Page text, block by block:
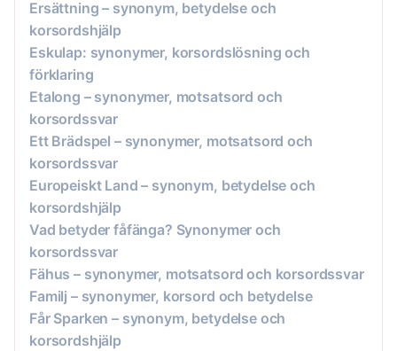
Ersättning – synonym, betydelse och
korsordshjälp
Eskulap: synonymer, korsordslösning och
förklaring
Etalong – synonymer, motsatsord och
korsordssvar
Ett Brädspel – synonymer, motsatsord och
korsordssvar
Europeiskt Land – synonym, betydelse och
korsordshjälp
Vad betyder fåfänga? Synonymer och
korsordssvar
Fähus – synonymer, motsatsord och korsordssvar
Familj – synonymer, korsord och betydelse
Får Sparken – synonym, betydelse och
korsordshjälp